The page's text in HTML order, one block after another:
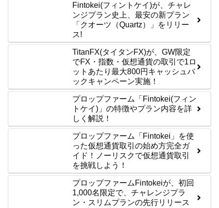
Fintokei(フィントケイ)が、チャレ
ンジプラン史上、最安の新プラン
「クオーツ（Quartz）」をリリー
ス!
TitanFX(タイタンFX)が、GW限定
でFX・指数・仮想通貨の取引で1ロ
ットあたり最大800円キャッシュバ
ックキャンペーン実施！
プロップファーム「Fintokei(フィン
トケイ)」の特徴やプラン内容を詳
しく解説！
プロップファーム「Fintokei」を使
った仮想通貨取引の始め方完全ガ
イド！ノーリスクで仮想通貨取引
を挑戦しよう！
プロップファームFintokeiが、初回
1,000名限定で、チャレンジプラ
ン・スリムプランの先行リリース